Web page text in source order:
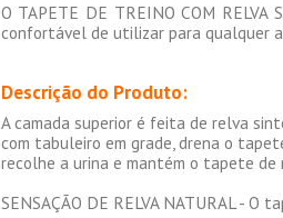
O TAPETE DE TREINO COM
confortável de utilizar para qualquer
Descrição do Produto:
A camada superior é feita de relva
com tabuleiro em grade, drena o
recolhe a urina e mantém o tapete de
SENSAÇÃO DE RELVA NATURAL -